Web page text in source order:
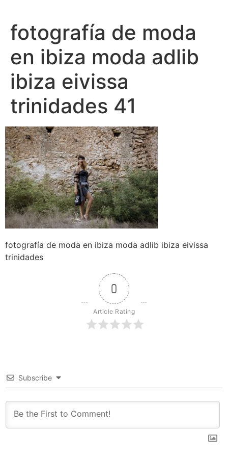
contenido
fotografía de moda
en ibiza moda adlib
ibiza eivissa
trinidades 41
fotografía de moda en ibiza moda adlib ibiza eivissa
trinidades
0
Article Rating
Subscribe